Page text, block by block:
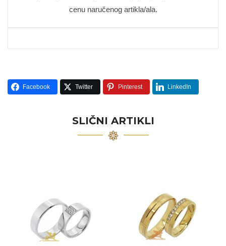
cenu naručenog artikla/ala.
Facebook Twitter Pinterest LinkedIn
SLIČNI ARTIKLI